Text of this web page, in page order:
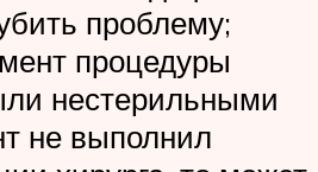
проблему;
процедуры
нестерильными
не выполнил